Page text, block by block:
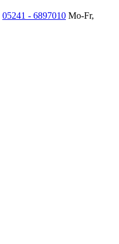
05241 - 6897010 Mo-Fr,